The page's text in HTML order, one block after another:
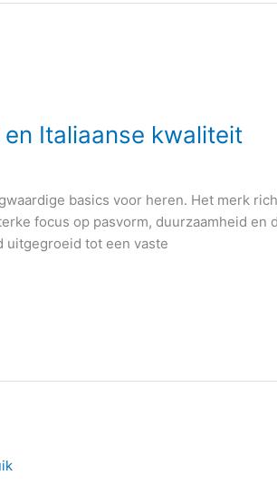
Italiaanse kwaliteit
basics voor heren. Het merk
focus op pasvorm, duurzaamheid en
uitgegroeid tot een vaste